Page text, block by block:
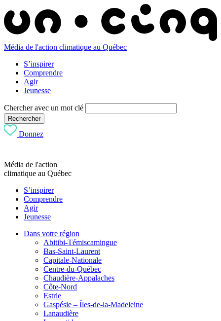
Média de l'action climatique au Québec
S’inspirer
Comprendre
Agir
Jeunesse
Chercher avec un mot clé
Rechercher
Donnez
Média de l'action
climatique au Québec
S’inspirer
Comprendre
Agir
Jeunesse
Dans votre région
Abitibi-Témiscamingue
Bas-Saint-Laurent
Capitale-Nationale
Centre-du-Québec
Chaudière-Appalaches
Côte-Nord
Estrie
Gaspésie – Îles-de-la-Madeleine
Lanaudière